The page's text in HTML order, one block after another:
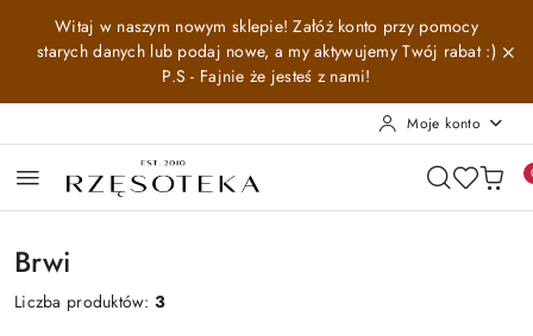
Przejdź do treści głównej
Przejdź do wyszukiwarki
Przejdź do moje konto
Przejdź do menu głównego
Przejdź do stopki
Witaj w naszym nowym sklepie! Załóż konto przy pomocy
starych danych lub podaj nowe, a my aktywujemy Twój rabat :)
P.S - Fajnie że jesteś z nami!
Moje konto
Brwi
Liczba produktów:3